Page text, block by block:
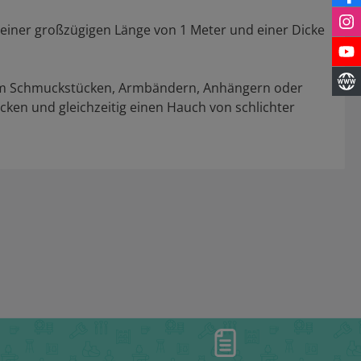
großzügigen Länge von 1 Meter und einer Dicke
Schmuckstücken, Armbändern, Anhängern oder
und gleichzeitig einen Hauch von schlichter